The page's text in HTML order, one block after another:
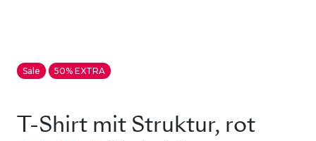
Sale 50% EXTRA
T-Shirt mit Struktur, rot